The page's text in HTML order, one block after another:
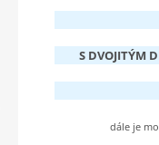
S DVOJITÝM
dále je